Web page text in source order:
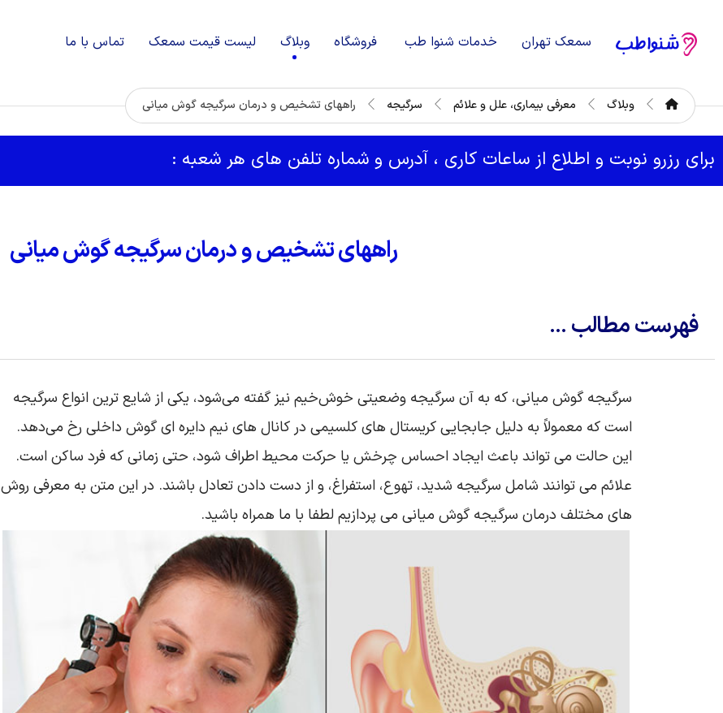
سمعک تهران خدمات شنوا طب فروشگاه وبلاگ لیست قیمت سمعک تماس با ما
وبلاگ معرفی بیماری، علل و علائم سرگیجه راههای تشخیص و درمان سرگیجه گوش میانی
برای رزرو نوبت و اطلاع از ساعات کاری ، آدرس و شماره تلفن های هر شعبه :
راههای تشخیص و درمان سرگیجه گوش میانی
فهرست مطالب ...
سرگیجه گوش میانی، که به آن سرگیجه وضعیتی خوش‌خیم نیز گفته می‌شود، یکی از شایع‌ ترین انواع سرگیجه
است که معمولاً به دلیل جابجایی کریستال‌ های کلسیمی در کانال‌ های نیم‌ دایره‌ ای گوش داخلی رخ می‌دهد.
این حالت می‌ تواند باعث ایجاد احساس چرخش یا حرکت محیط اطراف شود، حتی زمانی که فرد ساکن است.
علائم می‌ توانند شامل سرگیجه شدید، تهوع، استفراغ، و از دست دادن تعادل باشند. در این متن به معرفی روش
های مختلف درمان سرگیجه گوش میانی می پردازیم لطفا با ما همراه باشید.